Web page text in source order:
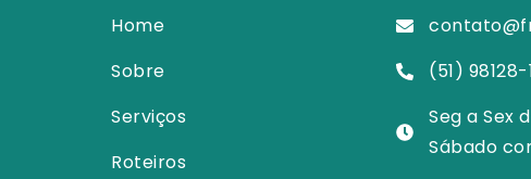
Home
Sobre
Serviços
Roteiros
(51) 98128-
Seg a Sex
Sábado